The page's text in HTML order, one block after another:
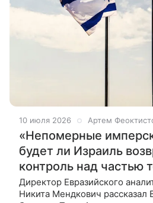
10 июля 2026 Артем
«Непомерные
будет ли Израиль
контроль над частью
Директор Евразийского
Никита Мендкович рассказал